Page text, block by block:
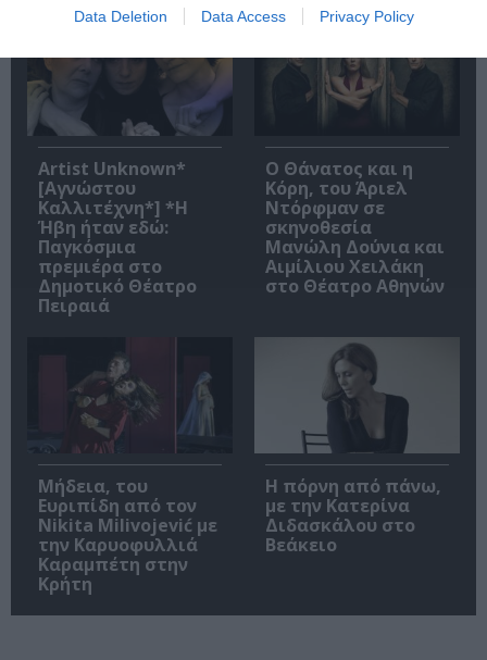
Data Deletion Data Access Privacy Policy
Artist Unknown*
[Αγνώστου
Καλλιτέχνη*] *Η
Ήβη ήταν εδώ:
Παγκόσμια
πρεμιέρα στο
Δημοτικό Θέατρο
Πειραιά
Ο Θάνατος και η
Κόρη, του Άριελ
Ντόρφμαν σε
σκηνοθεσία
Μανώλη Δούνια και
Αιμίλιου Χειλάκη
στο Θέατρο Αθηνών
Μήδεια, του
Ευριπίδη από τον
Nikita Milivojević με
την Καρυοφυλλιά
Καραμπέτη στην
Κρήτη
Η πόρνη από πάνω,
με την Κατερίνα
Διδασκάλου στο
Βεάκειο